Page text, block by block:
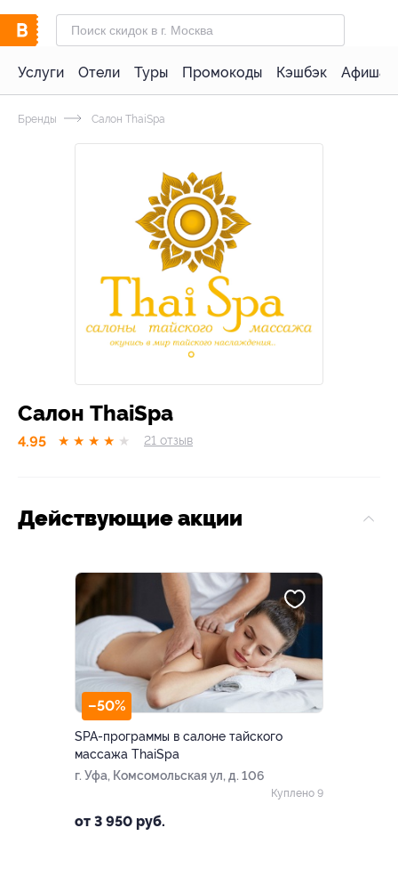
Услуги Отели Туры Промокоды Кэшбэк Афиша
Бренды Салон ThaiSpa
Салон ThaiSpa
4.95 ★ ★ ★ ★ ★ 21 отзыв
Действующие акции
–50%
SPA-программы в салоне тайского
массажа ThaiSpa
г. Уфа, Комсомольская ул, д. 106
от 3 950 руб.
Куплено 9